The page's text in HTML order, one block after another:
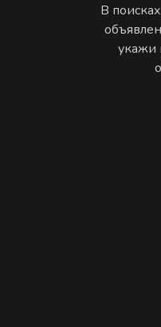
В
укажи